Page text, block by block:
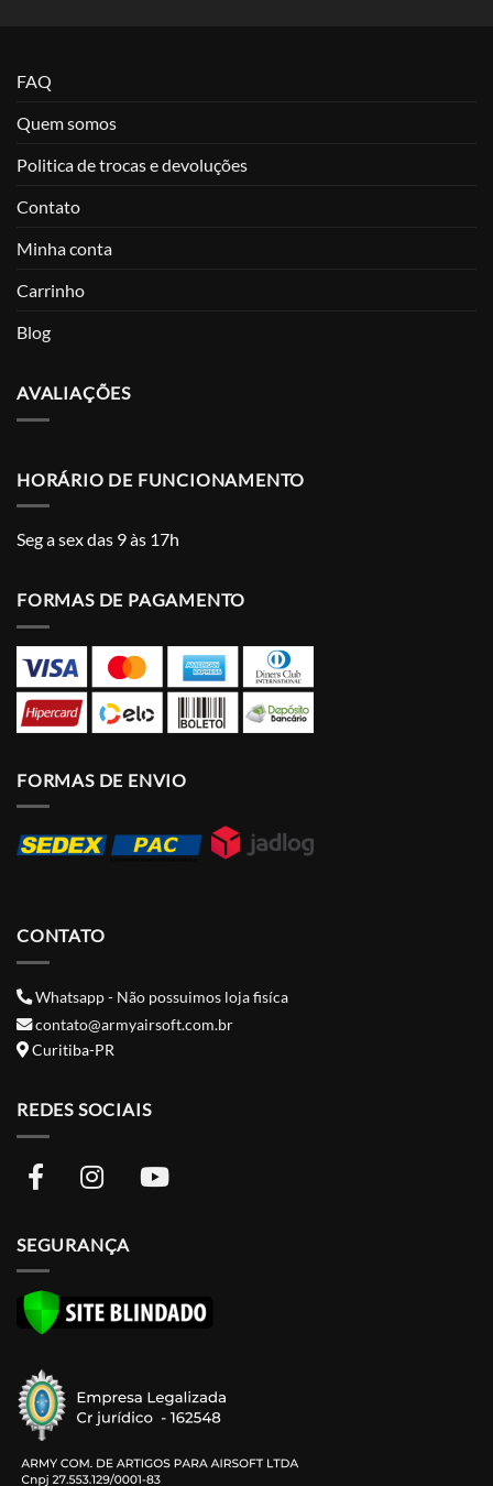
FAQ
Quem somos
Politica de trocas e devoluções
Contato
Minha conta
Carrinho
Blog
AVALIAÇÕES
HORÁRIO DE FUNCIONAMENTO
Seg a sex das 9 às 17h
FORMAS DE PAGAMENTO
FORMAS DE ENVIO
CONTATO
Whatsapp - Não possuimos loja fisíca
contato@armyairsoft.com.br
Curitiba-PR
REDES SOCIAIS
SEGURANÇA